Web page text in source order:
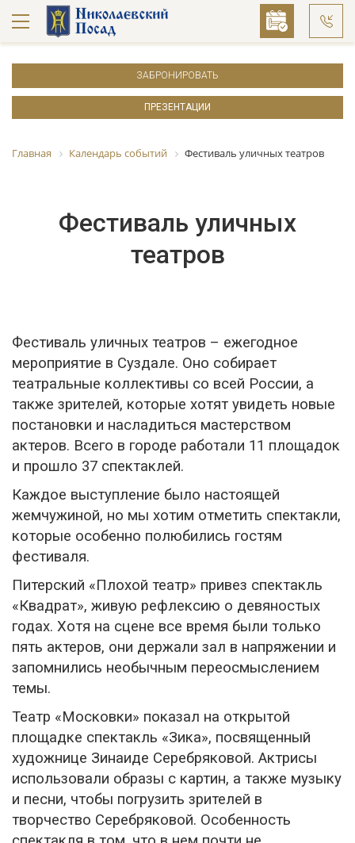
ЗАБРОНИРОВАТЬ
ПРЕЗЕНТАЦИИ
Главная Календарь событий Фестиваль уличных театров
Фестиваль уличных
театров
Фестиваль уличных театров – ежегодное
мероприятие в Суздале. Оно собирает
театральные коллективы со всей России, а
также зрителей, которые хотят увидеть новые
постановки и насладиться мастерством
актеров. Всего в городе работали 11 площадок
и прошло 37 спектаклей.
Каждое выступление было настоящей
жемчужиной, но мы хотим отметить спектакли,
которые особенно полюбились гостям
фестиваля.
Питерский «Плохой театр» привез спектакль
«Квадрат», живую рефлексию о девяностых
годах. Хотя на сцене все время были только
пять актеров, они держали зал в напряжении и
запомнились необычным переосмыслением
темы.
Театр «Московки» показал на открытой
площадке спектакль «Зика», посвященный
художнице Зинаиде Серебряковой. Актрисы
использовали образы с картин, а также музыку
и песни, чтобы погрузить зрителей в
творчество Серебряковой. Особенность